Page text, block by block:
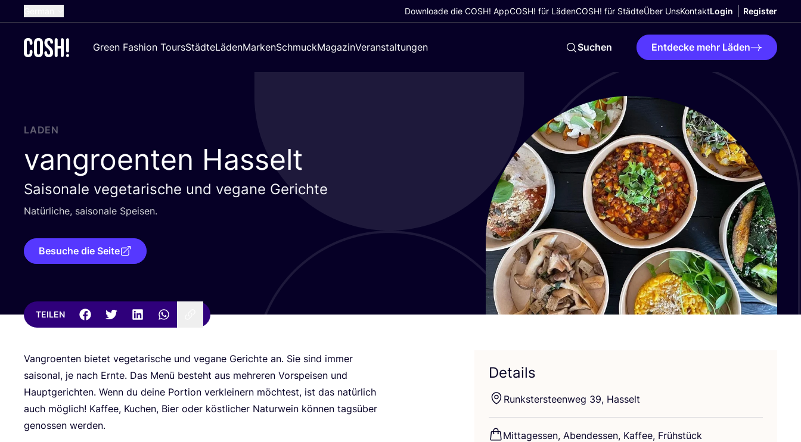
Dutch
Downloade die COSH! AppCOSH! für LädenCOSH! für StädteÜber UnsKontaktLogin Register
Green Fashion ToursStädteLädenMarkenSchmuckMagazinVeranstaltungen Suchen Entdecke mehr Läden
LADEN
vangroenten Hasselt
Saisonale vegetarische und vegane Gerichte
Natür­li­che, sai­so­na­le Speisen.
Besuche die Seite
TEILEN
Van­groen­ten bie­tet vege­ta­ri­sche und vega­ne Gerich­te an. Sie sind immer
sai­so­nal, je nach Ern­te. Das Menü besteht aus meh­re­ren Vor­spei­sen und
Haupt­ge­rich­ten. Wenn du dei­ne Por­ti­on ver­klei­nern möch­test, ist das natür­lich
auch mög­lich! Kaf­fee, Kuchen, Bier oder köst­li­cher Natur­wein kön­nen tags­über
genos­sen werden.
Details
Runksters­teen­weg 39, Hasselt
Mit­tag­essen, Abend­essen, Kaf­fee, Frühstück